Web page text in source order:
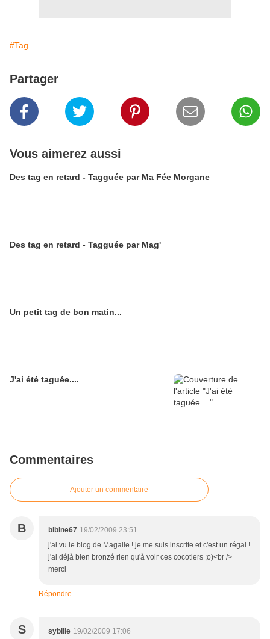
#Tag...
Partager
Vous aimerez aussi
Des tag en retard - Tagguée par Ma Fée Morgane
Des tag en retard - Tagguée par Mag'
Un petit tag de bon matin...
J'ai été taguée....
Commentaires
Ajouter un commentaire
B bibine67 19/02/2009 23:51
j'ai vu le blog de Magalie ! je me suis inscrite et c'est un régal !
j'ai déjà bien bronzé rien qu'à voir ces cocotiers ;o)<br />
merci
Répondre
S sybille 19/02/2009 17:06